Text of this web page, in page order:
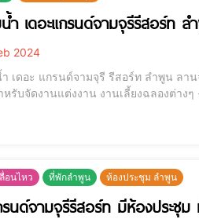
ำ เดอะแกรนด์จามจุรีรีสอร์ท
2024
ะ แกรนด์จามจุรี รีสอร์ท ลำพูน ลานจัดกิจกรรมกลางแจ้ง บรรย
าน งานเลี้ยงฉลองต่างๆ - ลานริมน้ำตั้งอยู่ใกล้กับทะเลสาบใจกลางรีสอร์ท มีพื้นที่กว้างขวาง รองรับโต๊ะอาหารได้
อนไหว ที่พักลำพูน ห้องประชุม ลำพูน
รนด์จามจุรีรีสอร์ท มีห้องประชุ